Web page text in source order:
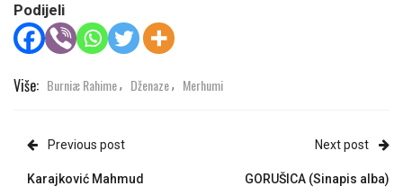
Podijeli
Više: Burniæ Rahime, Dženaze, Merhumi
Previous post
Karajković Mahmud
Next post
GORUŠICA (Sinapis alba)